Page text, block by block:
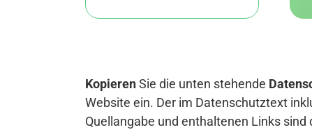
KopierenSie die unten stehende
Website ein. Der im Datenschutztext
Quellangabe und enthaltenen Links